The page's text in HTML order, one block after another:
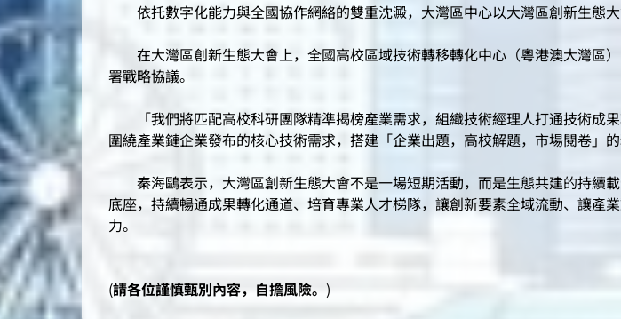
依托數字化能力與全國協作網絡的雙重沈澱，大灣區中心以大灣區創新生態
在大灣區創新生態大會上，全國高校區域技術轉移轉化中心（粵港澳大灣區
署戰略協議。
「我們將匹配高校科研團隊精準揭榜產業需求，組織技術經理人打通技術成
圍繞產業鏈企業發布的核心技術需求，搭建「企業出題，高校解題，市場閱卷」的
秦海鷗表示，大灣區創新生態大會不是一場短期活動，而是生態共建的持續
底座，持續暢通成果轉化通道、培育專業人才梯隊，讓創新要素全域流動、讓產
力。
(請各位謹慎甄別內容，自擔風險。 )